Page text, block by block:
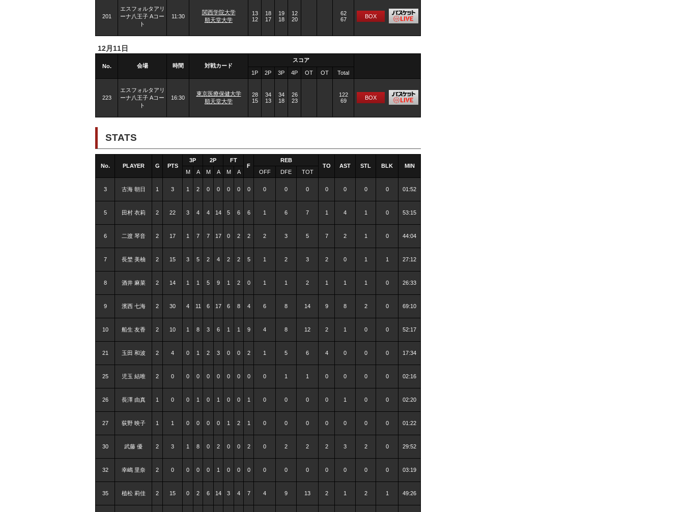
201
エスフォルタアリ
ーナ八王子 Aコー
ト
11:30
関西学院大学
順天堂大学
13
12
18
17
19
18
12
20
62
67
BOX
12月11日
No. 会場 時間 対戦カード
スコア
1P 2P 3P 4P OT OT Total
223
エスフォルタアリ
ーナ八王子 Aコー
ト
16:30
東京医療保健大学
順天堂大学
28
15
34
13
34
18
26
23
122
69
BOX
STATS
No. PLAYER G PTS
3P 2P
FT
F
REB
TO
AST STL BLK
MIN
M
A M A M A OFF DFE TOT
3 古海 朝日 1 3 1 2 0 0 0 0 0 0 0 0 0 0 0 0 01:52
5 田村 衣莉 2 22 3 4 4 14 5 6 6 1 6 7 1 4 1 0 53:15
6 二渡 琴音 2 17 1 7 7 17 0 2 2 2 3 5 7 2 1 0 44:04
7 長埜 美柚 2 15 3 5 2 4 2 2 5 1 2 3 2 0 1 1 27:12
8 酒井 麻菜 2 14 1 1 5 9 1 2 0 1 1 2 1 1 1 0 26:33
9 濱西 七海 2 30 4 11 6 17 6 8 4 6 8 14 9 8 2 0 69:10
10 船生 友香 2 10 1 8 3 6 1 1 9 4 8 12 2 1 0 0 52:17
21 玉田 和波 2 4 0 1 2 3 0 0 2 1 5 6 4 0 0 0 17:34
25 児玉 結唯 2 0 0 0 0 0 0 0 0 0 1 1 0 0 0 0 02:16
26 長澤 由真 1 0 0 1 0 1 0 0 1 0 0 0 0 1 0 0 02:20
27 荻野 映子 1 1 0 0 0 0 1 2 1 0 0 0 0 0 0 0 01:22
30 武藤 優 2 3 1 8 0 2 0 0 2 0 2 2 2 3 2 0 29:52
32 幸嶋 里奈 2 0 0 0 0 1 0 0 0 0 0 0 0 0 0 0 03:19
35 植松 莉佳 2 15 0 2 6 14 3 4 7 4 9 13 2 1 2 1 49:26